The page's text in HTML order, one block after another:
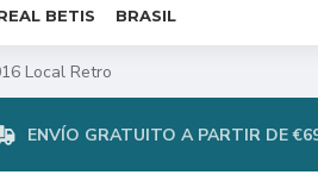
BETIS BRASIL
Local Retro
ENVÍO GRATUITO A PARTIR DE